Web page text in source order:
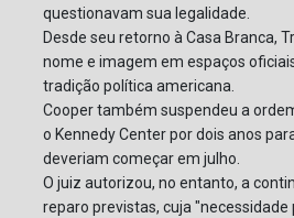
questionavam sua legalidade.
Desde seu retorno à Casa Branca,
nome e imagem em espaços
tradição política americana.
Cooper também suspendeu a
o Kennedy Center por dois anos
deveriam começar em julho.
O juiz autorizou, no entanto, a
reparo previstas, cuja "necessidade